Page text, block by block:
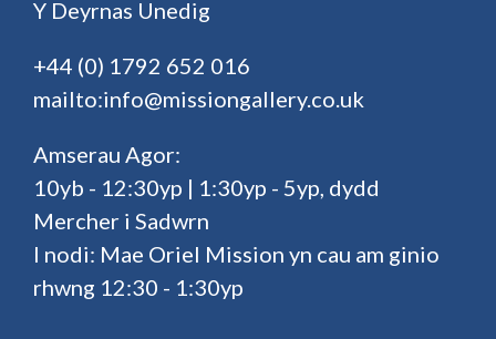
Y Deyrnas Unedig
+44 (0) 1792 652 016
mailto:info@missiongallery.co.uk
Amserau Agor:
10yb - 12:30yp | 1:30yp - 5yp, dydd
Mercher i Sadwrn
I nodi: Mae Oriel Mission yn cau am ginio
rhwng 12:30 - 1:30yp